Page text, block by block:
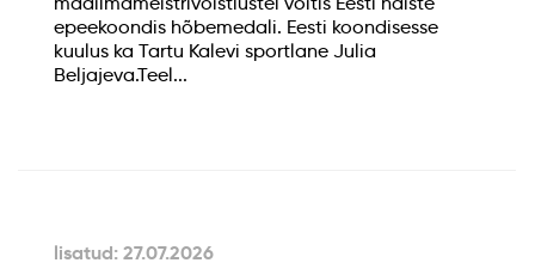
epeekoondis hõbemedali. Eesti koondisesse
kuulus ka Tartu Kalevi sportlane Julia
Beljajeva.Teel...
lisatud: 27.07.2026